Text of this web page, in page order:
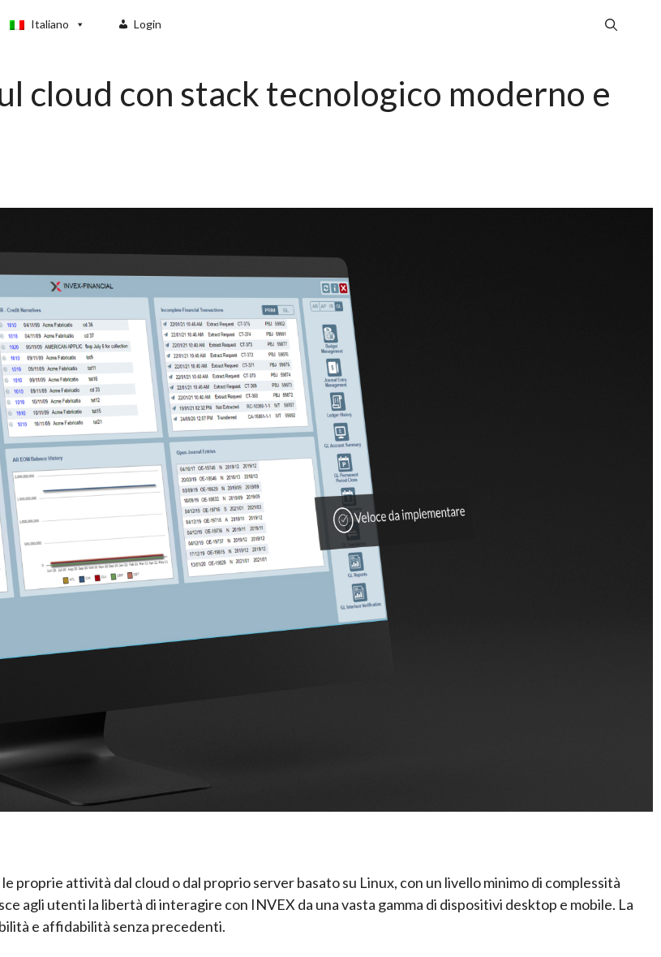
Login
Italiano
cloud con stack tecnologico moderno e
proprie attività dal cloud o dal proprio server basato su Linux, con un livello minimo di complessità
agli utenti la libertà di interagire con INVEX da una vasta gamma di dispositivi desktop e mobile. La
e affidabilità senza precedenti.